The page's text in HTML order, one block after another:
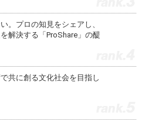
。プロの知見をシェアし、
解決する「ProShare」の醍
共に創る文化社会を目指し